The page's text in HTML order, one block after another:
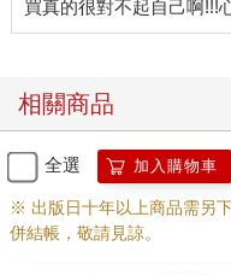
相關商品
全選 加入購物車
※ 出版日十年以上商品需另
併結帳，敬請見諒。